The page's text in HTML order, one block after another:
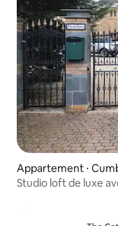
Appartement ⋅
Studio loft de luxe